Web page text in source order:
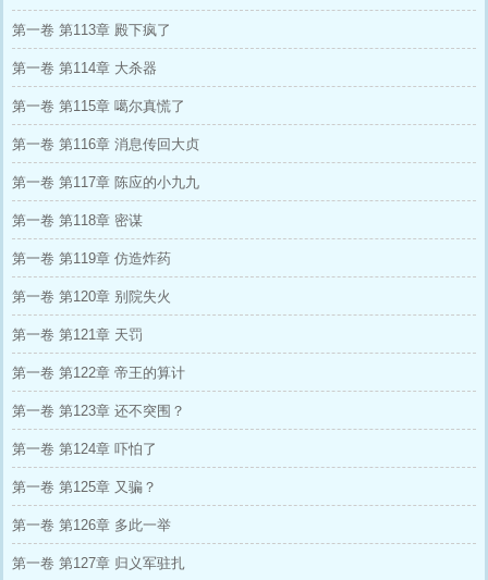
第一卷 第113章 殿下疯了
第一卷 第114章 大杀器
第一卷 第115章 噶尔真慌了
第一卷 第116章 消息传回大贞
第一卷 第117章 陈应的小九九
第一卷 第118章 密谋
第一卷 第119章 仿造炸药
第一卷 第120章 别院失火
第一卷 第121章 天罚
第一卷 第122章 帝王的算计
第一卷 第123章 还不突围？
第一卷 第124章 吓怕了
第一卷 第125章 又骗？
第一卷 第126章 多此一举
第一卷 第127章 归义军驻扎